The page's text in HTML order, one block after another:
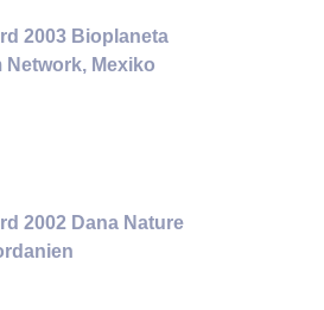
2003 Bioplaneta
Network, Mexiko
2002 Dana Nature